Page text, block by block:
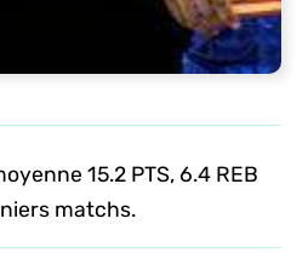
15.2 PTS, 6.4 REB
matchs.